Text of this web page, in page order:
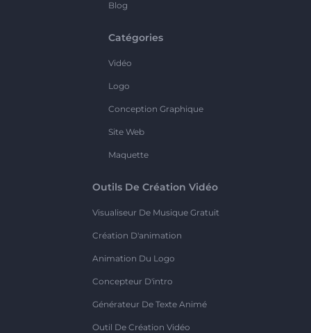
Blog
Catégories
Vidéo
Logo
Conception Graphique
Site Web
Maquette
Outils De Création Vidéo
Visualiseur De Musique Gratuit
Création D'animation
Animation Du Logo
Concepteur D'intro
Générateur De Texte Animé
Outil De Création Vidéo